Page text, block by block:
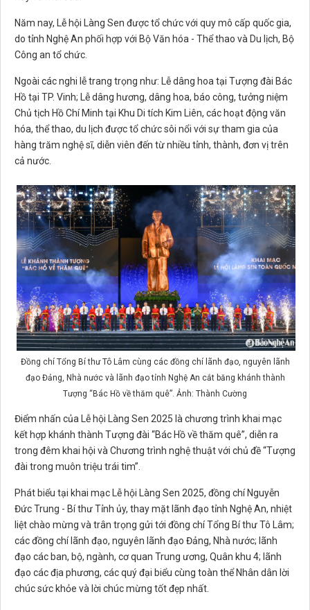
Năm nay, Lễ hội Làng Sen được tổ chức với quy mô cấp quốc gia,
do tỉnh Nghệ An phối hợp với Bộ Văn hóa - Thể thao và Du lịch, Bộ
Công an tổ chức.
Ngoài các nghi lễ trang trọng như: Lễ dâng hoa tại Tượng đài Bác
Hồ tại TP. Vinh; Lễ dâng hương, dâng hoa, báo công, tưởng niệm
Chủ tịch Hồ Chí Minh tại Khu Di tích Kim Liên, các hoạt động văn
hóa, thể thao, du lịch được tổ chức sôi nổi với sự tham gia của
hàng trăm nghệ sĩ, diễn viên đến từ nhiều tỉnh, thành, đơn vị trên
cả nước.
Đồng chí Tổng Bí thư Tô Lâm cùng các đồng chí lãnh đạo, nguyên lãnh
đạo Đảng, Nhà nước và lãnh đạo tỉnh Nghệ An cắt băng khánh thành
Tượng “Bác Hồ về thăm quê”. Ảnh: Thành Cường
Điểm nhấn của Lễ hội Làng Sen 2025 là chương trình khai mạc
kết hợp khánh thành Tượng đài “Bác Hồ về thăm quê”, diễn ra
trong đêm khai hội và Chương trình nghệ thuật với chủ đề “Tượng
đài trong muôn triệu trái tim”.
Phát biểu tại khai mạc Lễ hội Làng Sen 2025, đồng chí Nguyễn
Đức Trung - Bí thư Tỉnh ủy, thay mặt lãnh đạo tỉnh Nghệ An, nhiệt
liệt chào mừng và trân trọng gửi tới đồng chí Tổng Bí thư Tô Lâm;
các đồng chí lãnh đạo, nguyên lãnh đạo Đảng, Nhà nước; lãnh
đạo các ban, bộ, ngành, cơ quan Trung ương, Quân khu 4; lãnh
đạo các địa phương, các quý đại biểu cùng toàn thể Nhân dân lời
chúc sức khỏe và lời chúc mừng tốt đẹp nhất.